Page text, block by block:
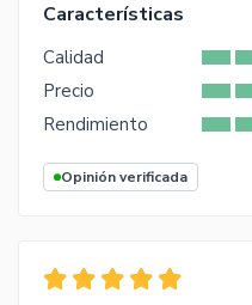
Características
Calidad
Precio
Rendimiento
Opinión verificada